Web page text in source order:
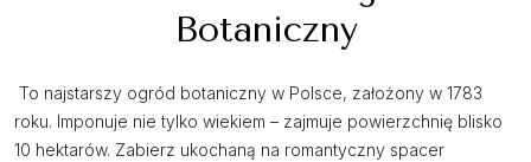
Botaniczny
To najstarszy ogród botaniczny w Polsce, założony w 1783
roku. Imponuje nie tylko wiekiem – zajmuje powierzchnię blisko
10 hektarów. Zabierz ukochaną na romantyczny spacer